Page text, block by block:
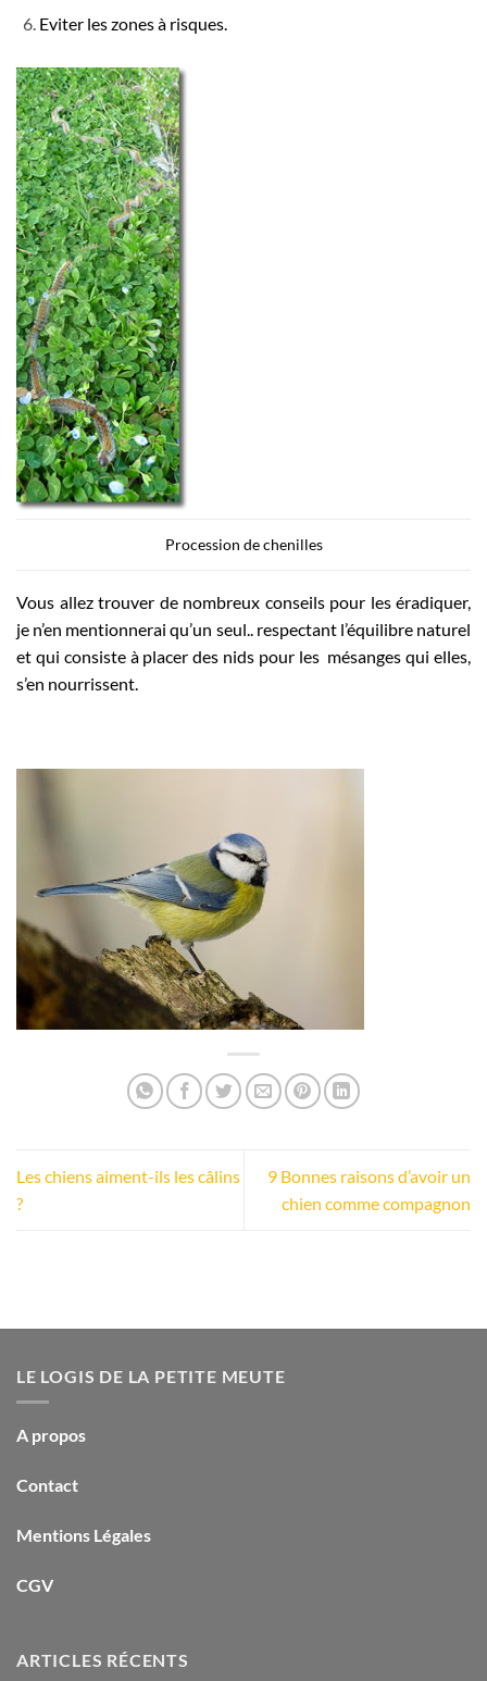
Eviter les zones à risques.
Procession de chenilles
Vous allez trouver de nombreux conseils pour les éradiquer,
je n’en mentionnerai qu’un seul.. respectant l’équilibre naturel
et qui consiste à placer des nids pour les mésanges qui elles,
s’en nourrissent.
Les chiens aiment-ils les câlins
?
9 Bonnes raisons d’avoir un
chien comme compagnon
LE LOGIS DE LA PETITE MEUTE
A propos
Contact
Mentions Légales
CGV
ARTICLES RÉCENTS